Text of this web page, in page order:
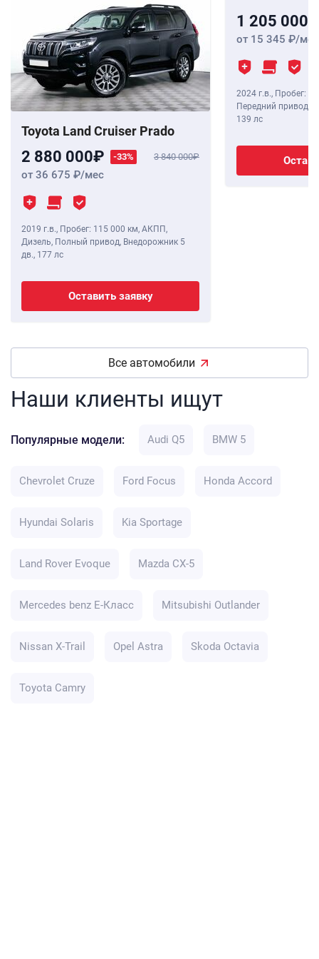
Toyota Land Cruiser Prado
2 880 000 -33% 3 840 000
от 36 675 /мес
2019 г.в., Пробег: 115 000 км, АКПП,
Дизель, Полный привод, Внедорожник 5
дв., 177 лс
Оставить заявку
1 205 000
от 15 345 /мес
2024 г.в., Пробег: 8
Передний привод,
139 лс
Все автомобили
Наши клиенты ищут
Популярные модели: Audi Q5 BMW 5
Chevrolet Cruze Ford Focus Honda Accord
Hyundai Solaris Kia Sportage
Land Rover Evoque Mazda CX-5
Mercedes benz E-Класс Mitsubishi Outlander
Nissan X-Trail Opel Astra Skoda Octavia
Toyota Camry